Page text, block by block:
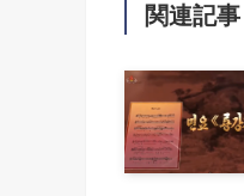
関連記事